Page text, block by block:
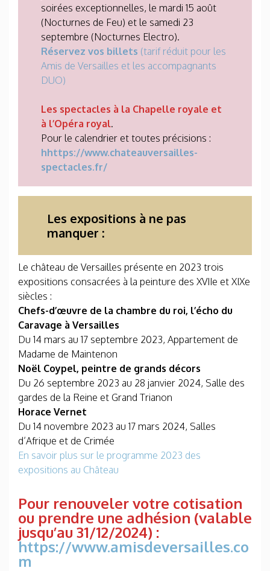
soirées exceptionnelles, le mardi 15 août
(Nocturnes de Feu) et le samedi 23
septembre (Nocturnes Electro).
Réservez vos billets (tarif réduit pour les
Amis de Versailles et les accompagnants
DUO)
Les spectacles à la Chapelle royale et
à l’Opéra royal.
Pour le calendrier et toutes précisions :
hhttps://www.chateauversailles-
spectacles.fr/
Les expositions à ne pas
manquer :
Le château de Versailles présente en 2023 trois
expositions consacrées à la peinture des XVIIe et XIXe
siècles :
Chefs-d’œuvre de la chambre du roi, l’écho du
Caravage à Versailles
Du 14 mars au 17 septembre 2023, Appartement de
Madame de Maintenon
Noël Coypel, peintre de grands décors
Du 26 septembre 2023 au 28 janvier 2024, Salle des
gardes de la Reine et Grand Trianon
Horace Vernet
Du 14 novembre 2023 au 17 mars 2024, Salles
d’Afrique et de Crimée
En savoir plus sur le programme 2023 des
expositions au Château
Pour renouveler votre cotisation
ou prendre une adhésion (valable
jusqu’au 31/12/2024) :
https://www.amisdeversailles.co
m